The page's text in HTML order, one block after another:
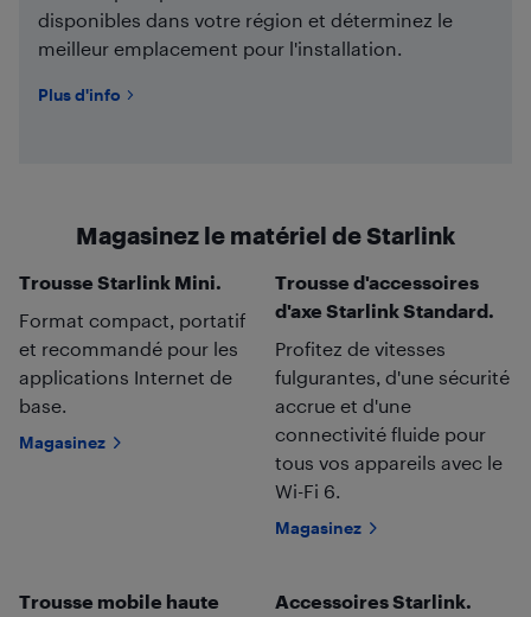
disponibles dans votre région et déterminez le
meilleur emplacement pour l'installation.
Plus d'info
Magasinez le matériel de Starlink
Trousse Starlink Mini.
Format compact, portatif
et recommandé pour les
applications Internet de
base.
Magasinez
Trousse d'accessoires
d'axe Starlink Standard.
Profitez de vitesses
fulgurantes, d'une sécurité
accrue et d'une
connectivité fluide pour
tous vos appareils avec le
Wi-Fi 6.
Magasinez
Trousse mobile haute
Accessoires Starlink.